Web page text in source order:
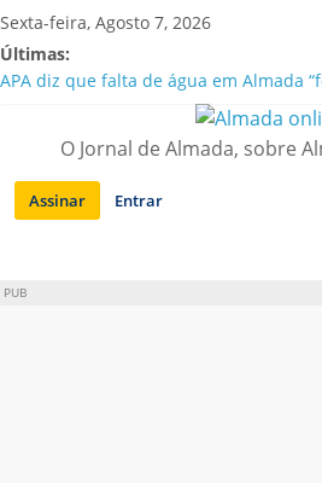
Saltar
para
conteúdo
Sexta-feira, Agosto 7, 2026
Últimas:
APA diz que falta de água em Almada
Laranjeiro | Cultura pop asiática invade
Ponte 25 de Abril celebra 60 anos com
Lisboa e Almada
Situação de alerta em Almada
O Jornal de Almada, sobre
Assinar Entrar
PUB